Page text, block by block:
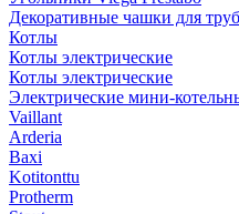
Декоративные чашки для труб
Котлы
Котлы электрические
Котлы электрические
Электрические мини-
Vaillant
Arderia
Baxi
Kotitonttu
Protherm